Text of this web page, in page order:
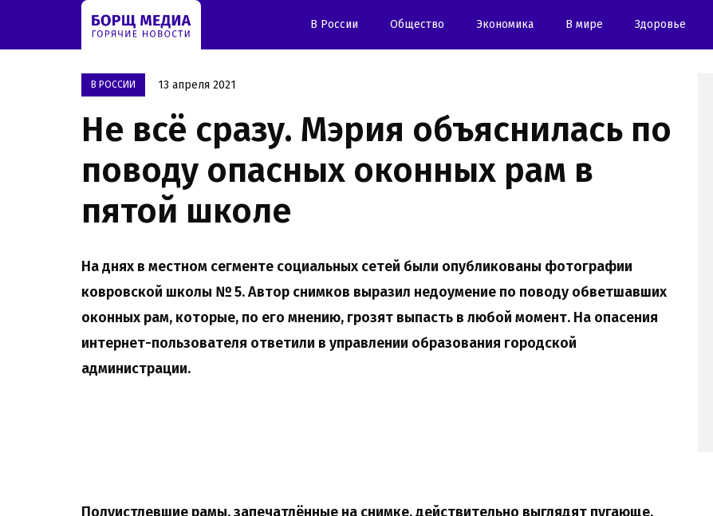
В России Oбщество Экономика В мире Здоровье
В РОССИИ 13 апреля 2021
Не всё сразу. Мэрия объяснилась по
поводу опасных оконных рам в
пятой школе
На днях в местном сегменте социальных сетей были опубликованы фотографии
ковровской школы № 5. Автор снимков выразил недоумение по поводу обветшавших
оконных рам, которые, по его мнению, грозят выпасть в любой момент. На опасения
интернет-пользователя ответили в управлении образования городской
администрации.
Полуистлевшие рамы, запечатлённые на снимке, действительно выглядят пугающе,